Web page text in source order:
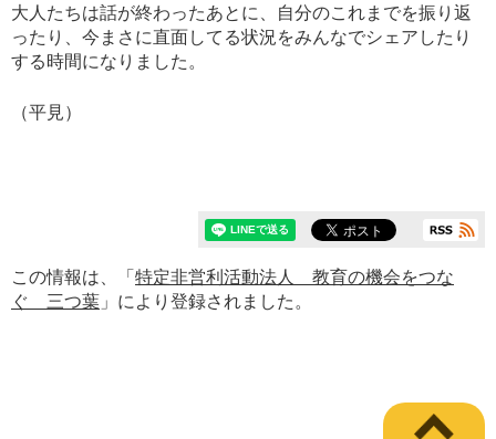
大人たちは話が終わったあとに、自分のこれまでを振り返
ったり、今まさに直面してる状況をみんなでシェアしたり
する時間になりました。
（平見）
この情報は、「 特定非営利活動法人 教育の機会をつな
ぐ 三つ葉 」により登録されました。